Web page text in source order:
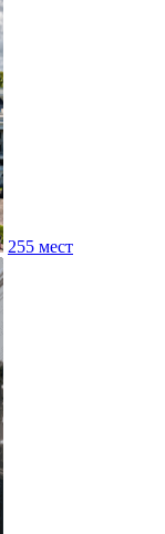
255 мест